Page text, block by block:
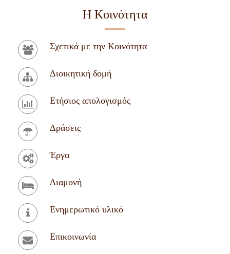
Η Κοινότητα
Σχετικά με την Κοινότητα
Διοικητική δομή
Ετήσιος απολογισμός
Δράσεις
Έργα
Διαμονή
Ενημερωτικό υλικό
Επικοινωνία
Γκαντούρ Κεσέρογλου
Ρετζέπ Όζντεμιρ